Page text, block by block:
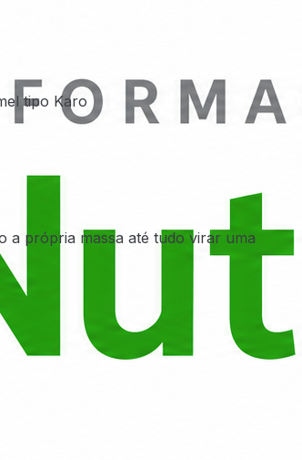
tipo Karo
a própria massa até tudo virar uma